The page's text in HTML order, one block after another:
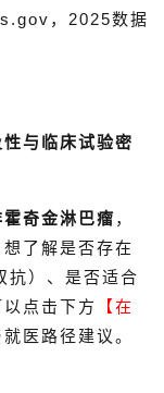
，2025数据
与临床试验密
奇金淋巴瘤 ，
了解是否存在
抗）、是否适合
以点击下方
【在
医路径建议。